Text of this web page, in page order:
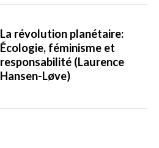
La révolution planétaire:
Écologie, féminisme et
responsabilité (Laurence
Hansen-Løve)